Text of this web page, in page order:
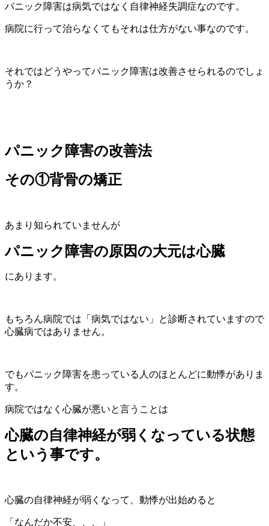
パニック障害は病気ではなく自律神経失調症なのです。
病院に行って治らなくてもそれは仕方がない事なのです。
それではどうやってパニック障害は改善させられるのでしょ
うか？
パニック障害の改善法
その①背骨の矯正
あまり知られていませんが
パニック障害の原因の大元は心臓
にあります。
もちろん病院では「病気ではない」と診断されていますので
心臓病ではありません。
でもパニック障害を患っている人のほとんどに動悸がありま
す。
病院ではなく心臓が悪いと言うことは
心臓の自律神経が弱くなっている状態
という事です。
心臓の自律神経が弱くなって、動悸が出始めると
「なんだか不安、、、」